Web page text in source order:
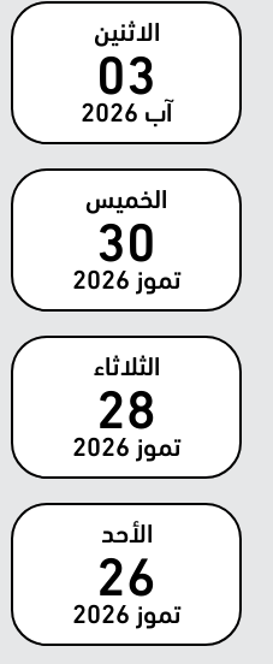
الاثنين
03
آب 2026
الخميس
30
تموز 2026
الثلاثاء
28
تموز 2026
الأحد
26
تموز 2026